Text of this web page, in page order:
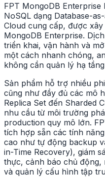
FPT MongoDB
NoSQL dạng Database-
Cloud cung cấp, được
MongoDB Enterprise.
triển khai, vận hành và
một cách nhanh chóng,
không cần quản lý hạ
Sản phẩm hỗ trợ nhiều
cũng như đầy đủ các mô
Replica Set đến Sharded
nhu cầu từ môi trường
production quy mô lớn.
tích hợp sẵn các tính
cao như tự động backup
in-Time Recovery), giám
thực, cảnh báo chủ động,
và quản lý cấu hình tập